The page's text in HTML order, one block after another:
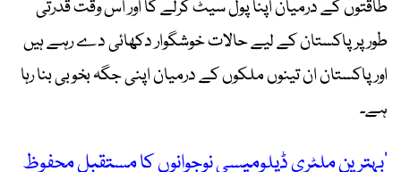
طاقتوں کے درمیان اپنا پول سیٹ کرلے گا اور اس وقت قدرتی
طور پر پاکستان کے لیے حالات خوشگوار دکھائی دے رہے ہیں
اور پاکستان ان تینوں ملکوں کے درمیان اپنی جگہ بخوبی بنا رہا
ہے۔
’بہترین ملٹری ڈپلومیسی نوجوانوں کا مستقبل محفوظ